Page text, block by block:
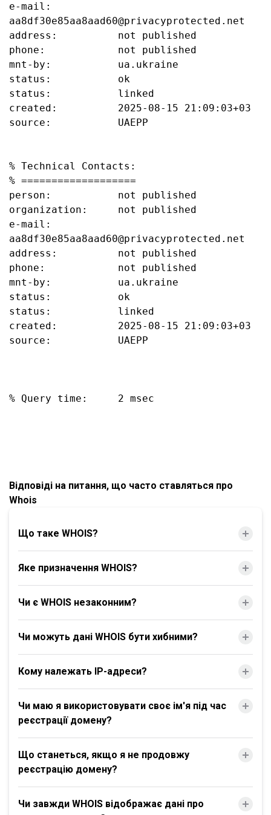
e-mail:
aa8df30e85aa8aad60@privacyprotected.net
address:          not published
phone:            not published
mnt-by:           ua.ukraine
status:           ok
status:           linked
created:          2025-08-15 21:09:03+03
source:           UAEPP
% Technical Contacts:
% ===================
person:           not published
organization:     not published
e-mail:
aa8df30e85aa8aad60@privacyprotected.net
address:          not published
phone:            not published
mnt-by:           ua.ukraine
status:           ok
status:           linked
created:          2025-08-15 21:09:03+03
source:           UAEPP
% Query time:     2 msec
Відповіді на питання, що часто ставляться про
Whois
Що таке WHOIS?
Яке призначення WHOIS?
Чи є WHOIS незаконним?
Чи можуть дані WHOIS бути хибними?
Кому належать IP-адреси?
Чи маю я використовувати своє ім'я під час
реєстрації домену?
Що станеться, якщо я не продовжу
реєстрацію домену?
Чи завжди WHOIS відображає дані про